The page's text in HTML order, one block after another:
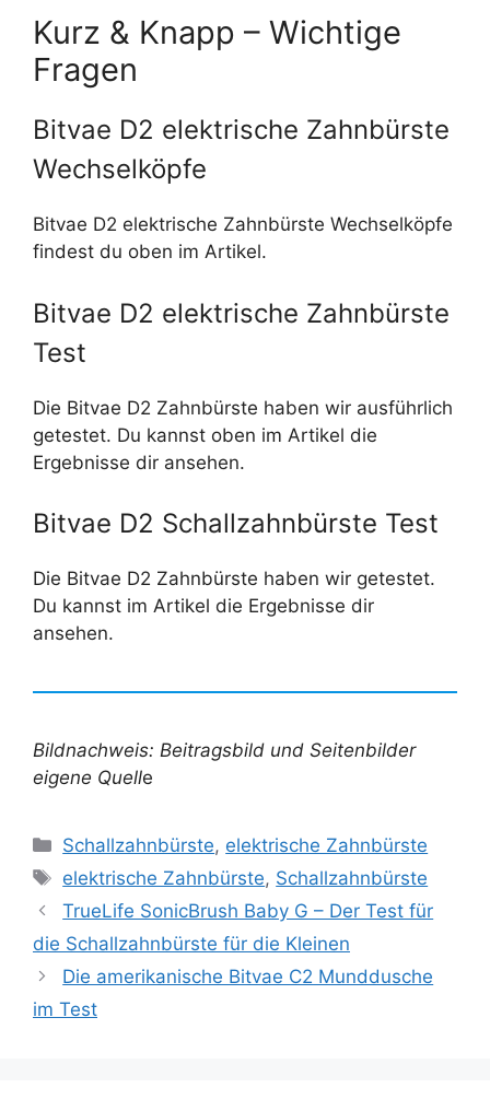
Kurz & Knapp – Wichtige
Fragen
Bitvae D2 elektrische Zahnbürste
Wechselköpfe
Bitvae D2 elektrische Zahnbürste Wechselköpfe
findest du oben im Artikel.
Bitvae D2 elektrische Zahnbürste
Test
Die Bitvae D2 Zahnbürste haben wir ausführlich
getestet. Du kannst oben im Artikel die
Ergebnisse dir ansehen.
Bitvae D2 Schallzahnbürste Test
Die Bitvae D2 Zahnbürste haben wir getestet.
Du kannst im Artikel die Ergebnisse dir
ansehen.
Bildnachweis: Beitragsbild und Seitenbilder
eigene Quelle
Kategorien
Schallzahnbürste, elektrische Zahnbürste
Schlagwörter
elektrische Zahnbürste, Schallzahnbürste
TrueLife SonicBrush Baby G – Der Test für
die Schallzahnbürste für die Kleinen
Die amerikanische Bitvae C2 Munddusche
im Test